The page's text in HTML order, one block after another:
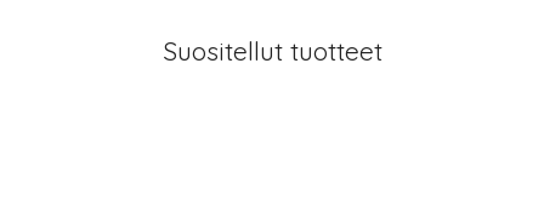
Suositellut tuotteet